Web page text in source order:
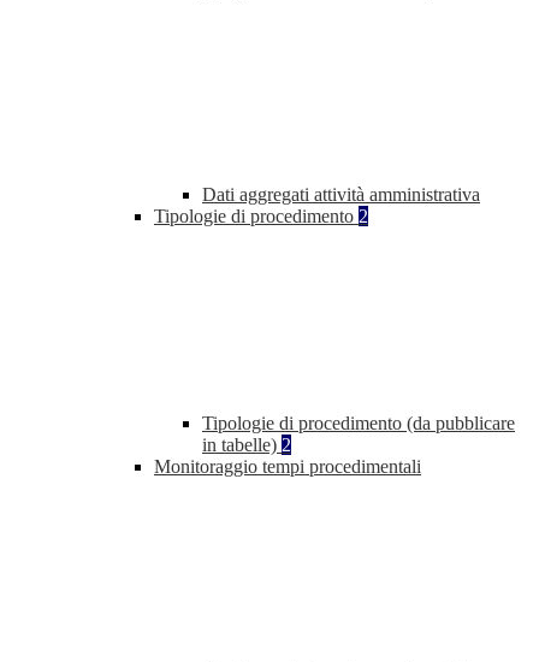
Dati aggregati attività amministrativa
Tipologie di procedimento 2
Tipologie di procedimento (da pubblicare
in tabelle) 2
Monitoraggio tempi procedimentali